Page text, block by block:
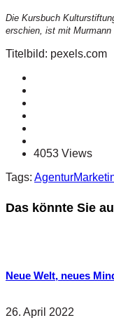
Die Kursbuch
erschien, ist mit Murmann
Titelbild: pexels.com
4053 Views
Tags: Agentur
Das könnte Sie
Neue Welt, neues
26. April 2022